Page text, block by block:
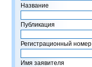
Название
Публикация
Регистрационный номер
Имя заявителя